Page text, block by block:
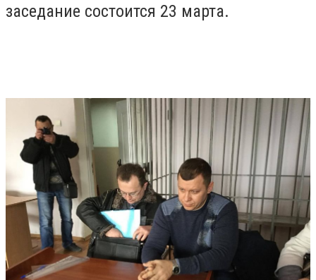
заседание состоится 23 марта.